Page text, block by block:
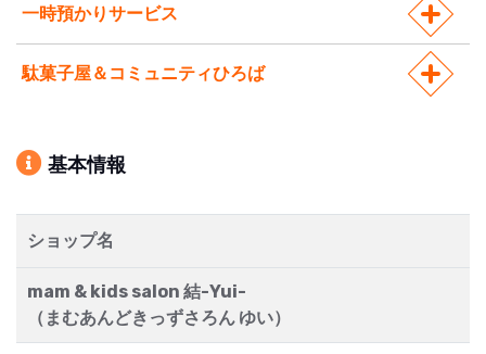
一時預かりサービス
駄菓子屋＆コミュニティひろば
基本情報
ショップ名
mam & kids salon 結-Yui-
（まむあんどきっずさろん ゆい）